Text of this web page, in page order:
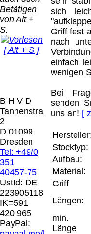
Betätigen
von Alt +
S.
[ Alt + S ]
B H V D
Tannenstrasse
2
D 01099
Dresden
Tel: +49/0
351
40457-75
UstId: DE
223905118
IK=591
420 965
PayPal:
sich
Griff fest
nach
einfach
wenigen
Bei
senden
uns an! [
Hersteller:
Stocktyp:
Aufbau:
Material:
Griff
Längen:
min.
Länge
Der Versand
als
Paket.
vom Büro
von
0.00 €
Die in diesem
Warenzeichen sind
Firmen.
technische
letzte Änderung: 21.
Hilfsmittel Vertrieb
Mit einem Urteil vom
85/98 - Haftung für
Hamburg
Anbringung eines